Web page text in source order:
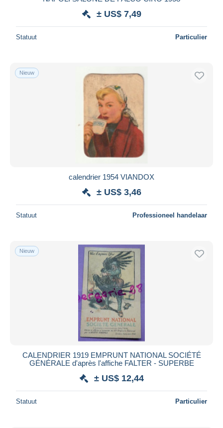
± US$ 7,49
Statuut Particulier
Nieuw
calendrier 1954 VIANDOX
± US$ 3,46
Statuut Professioneel handelaar
Nieuw
CALENDRIER 1919 EMPRUNT NATIONAL SOCIÉTÉ
GÉNÉRALE d'après l'affiche FALTER - SUPERBE
± US$ 12,44
Statuut Particulier